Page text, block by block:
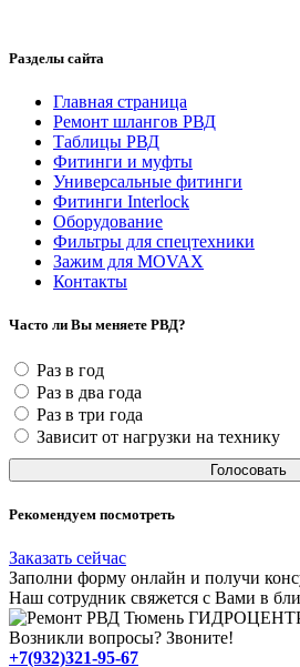
Разделы сайта
Главная страница
Ремонт шлангов РВД
Таблицы РВД
Фитинги и муфты
Универсальные фитинги
Фитинги Interlock
Оборудование
Фильтры для спецтехники
Зажим для MOVAX
Контакты
Часто ли Вы меняете РВД?
Раз в год
Раз в два года
Раз в три года
Зависит от нагрузки на технику
Голосовать
Рекомендуем посмотреть
Заказать сейчас
Заполни форму онлайн и получи
Наш сотрудник свяжется с Вами в
Возникли вопросы? Звоните!
+7(932)321-95-67